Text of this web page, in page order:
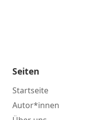
Seiten
Startseite
Autor*innen